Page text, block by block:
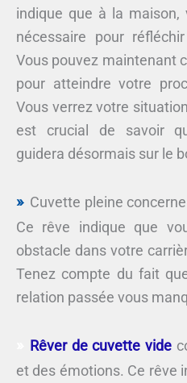
indique que à la
nécessaire pour
Vous pouvez maintenant
pour atteindre votre
Vous verrez votre
est crucial de savoir
guidera désormais sur le
Cuvette pleine
Ce rêve indique que
obstacle dans votre
Tenez compte du fait
relation passée vous
Rêver de cuvette vide
et des émotions. Ce rêve